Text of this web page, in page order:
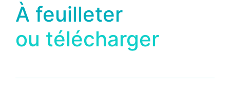
À feuilleter
ou télécharger